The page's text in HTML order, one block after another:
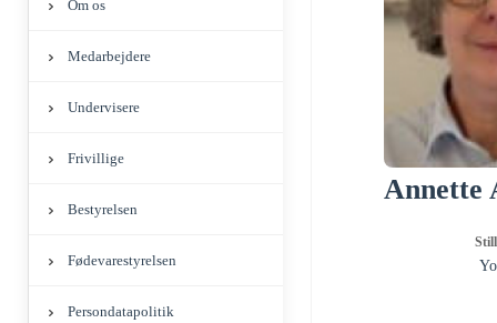
Om os
Medarbejdere
Undervisere
Frivillige
Bestyrelsen
Fødevarestyrelsen
Persondatapolitik
Annette